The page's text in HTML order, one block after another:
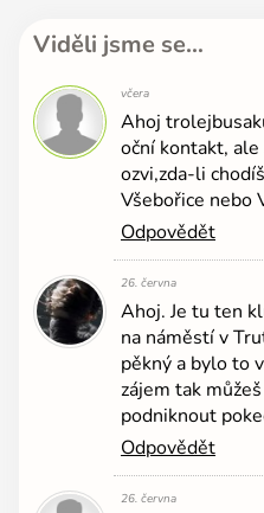
Viděli jsme se…
včera
Ahoj
oční kontakt,
ozvi,zda-li
Všebořice nebo
Odpovědět
26. června
Ahoj. Je tu ten
na náměstí v
pěkný a bylo to
zájem tak
podniknout
Odpovědět
26. června